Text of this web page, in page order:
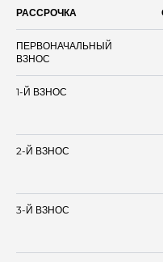
объектов варьирует от 526
РАССРОЧКА
ПЕРВОНАЧАЛЬНЫЙ
ВЗНОС
1-Й ВЗНОС
2-Й ВЗНОС
3-Й ВЗНОС